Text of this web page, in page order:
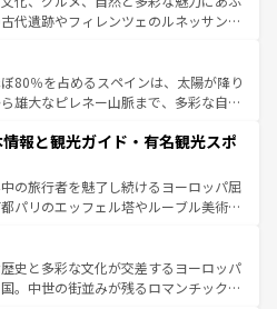
代遺跡やフィレンツェのルネッサンス
美しい田園風景やアマルフィ海岸の絶
見逃せない。観光の合間には、本場の
絶品のイタリア料理を堪能することも
アで、忘れられない旅をしてみよう！
ア情報は
80％を占めるスペインは、太陽が降り
雄大なピレネー山脈まで、多彩な自然
では、情熱的なフラメンコ、熱気あふ
味しいタパスが生活の一部となってい
の洗練された雰囲気や、バルセロナの
から、地方では古代ローマ遺跡や中世
風土や気候が異なるスペインはその個
性で訪れる人を魅了する。 なお、新着のスペイン情報は コ
してほしい。
報と観光ガイド・有名観光スポ
の旅行者を魅了し続けるヨーロッパ屈
パリのエッフェル塔やルーブル美術館
まっている。華麗な宮殿、歴史的な大
、そして豊かな自然が、訪れる者を心
、フランスは美食の国としても知ら
史と多彩な文化が交差するヨーロッパ
。中世の街並みが残るロマンチック街